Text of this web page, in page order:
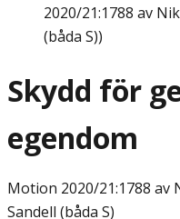
2020/21:1788 av
(båda S))
Skydd för
egendom
Motion 2020/21:1788 av
Sandell (båda S)